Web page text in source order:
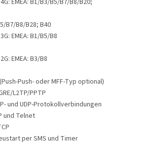
EMEA: B1/B3/B5/B7/B8/B20;
B7/B8/B28; B40
EMEA: B1/B5/B8
EMEA: B3/B8
Push- oder MFF-Typ optional)
L2TP/PPTP
und UDP-Protokollverbindungen
und Telnet
per SMS und Timer